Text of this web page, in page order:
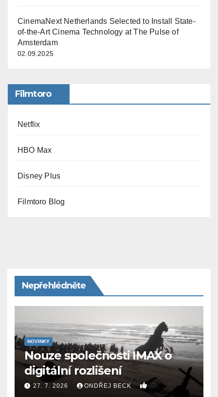
CinemaNext Netherlands Selected to Install State-
of-the-Art Cinema Technology at The Pulse of
Amsterdam
02.09.2025
Filmtoro
Netflix
HBO Max
Disney Plus
Filmtoro Blog
Nepřehlédněte
NOVINKY
Nouze společnosti IMAX o
digitální rozlišení
27. 7. 2026 ONDŘEJ BECK 0